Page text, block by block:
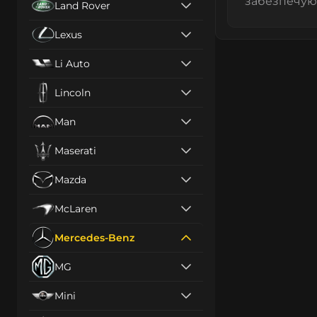
Land Rover
Lexus
Li Auto
Lincoln
Man
Maserati
Mazda
McLaren
Mercedes-Benz
MG
Mini